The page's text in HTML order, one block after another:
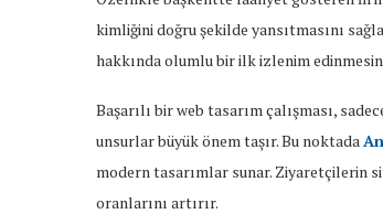
kimliğini doğru şekilde yansıtmasını
hakkında olumlu bir ilk izlenim
Başarılı bir web tasarım çalışması,
unsurlar büyük önem taşır. Bu noktada
modern tasarımlar sunar. Ziyaretçilerin
oranlarını artırır.